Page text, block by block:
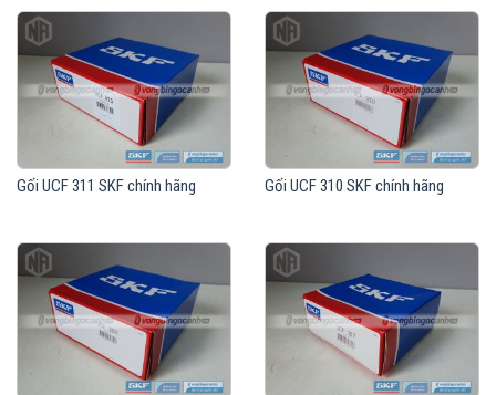
Gối UCF 311 SKF chính hãng Gối UCF 310 SKF chính hãng